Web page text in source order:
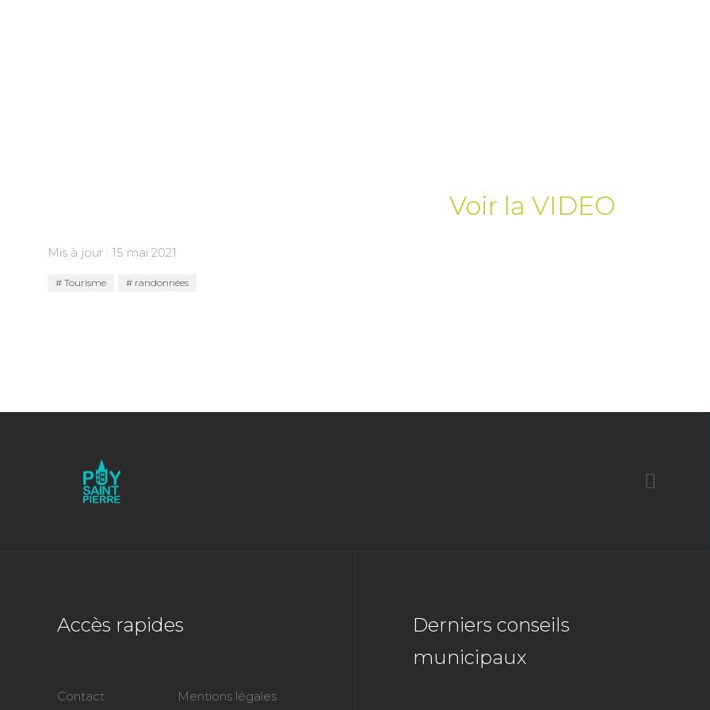
Voir la VIDEO
Mis à jour : 15 mai 2021
Tourisme randonnées
Accès rapides
Contact Mentions légales
Derniers conseils
municipaux